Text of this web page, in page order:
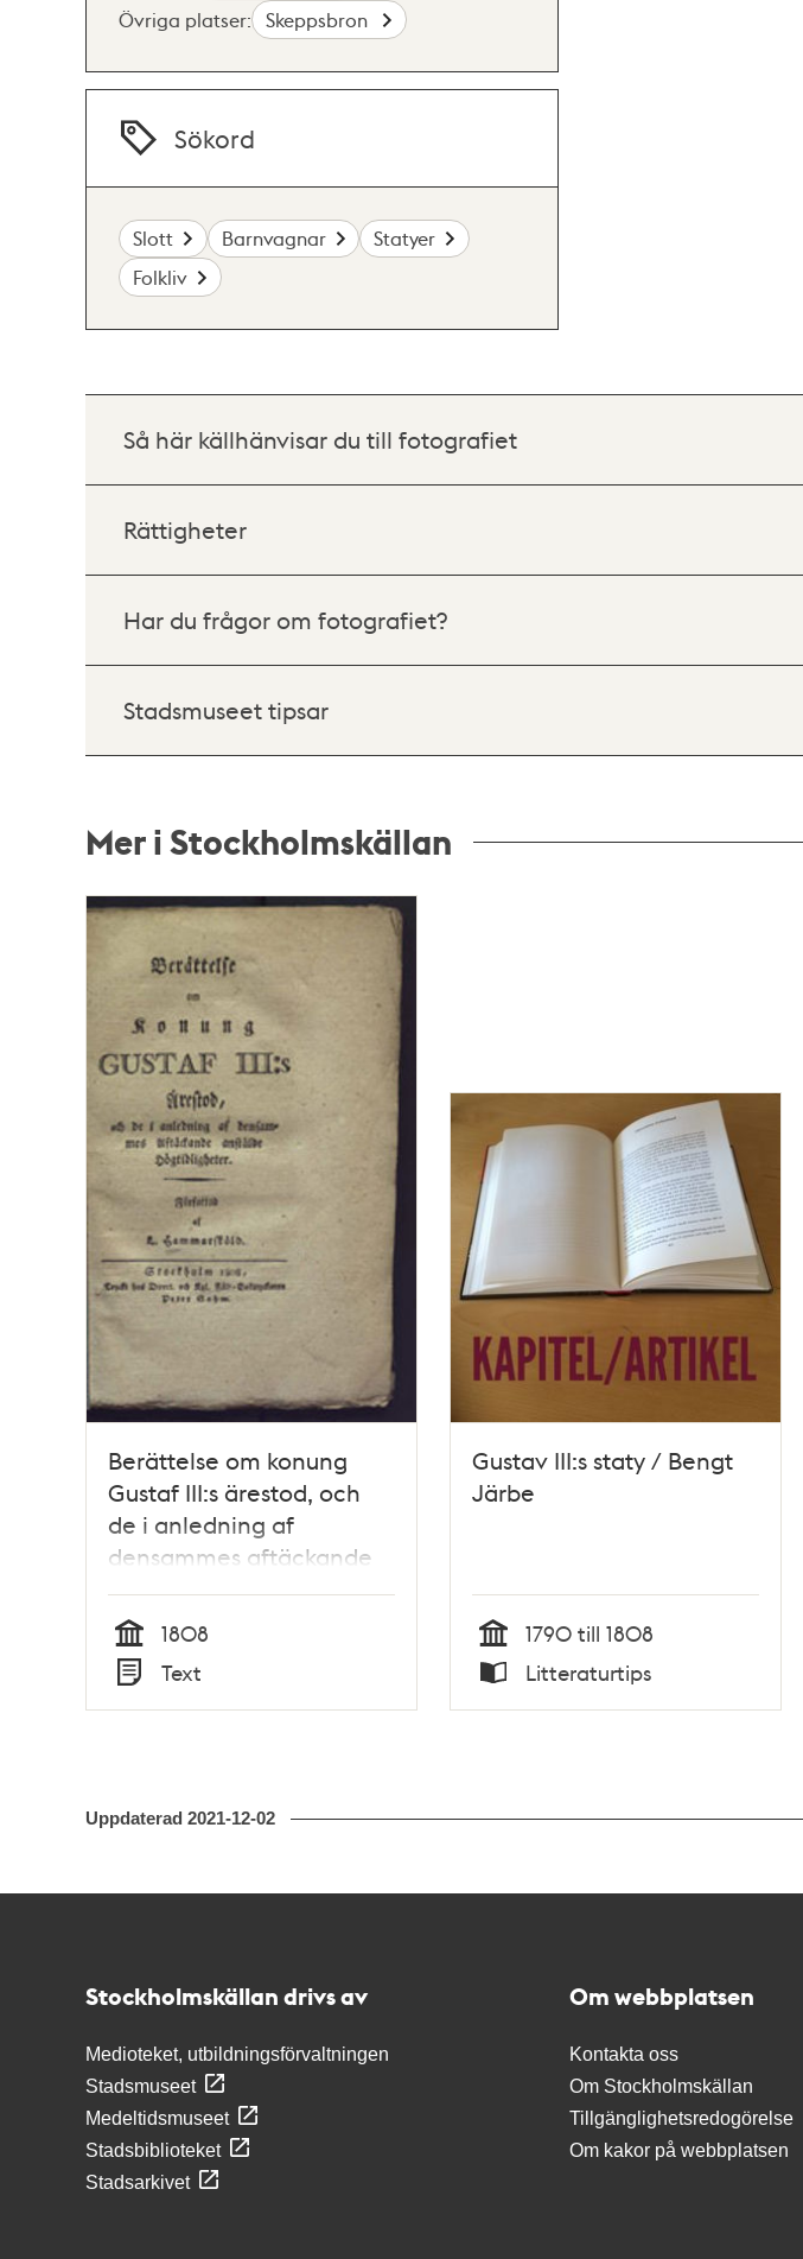
Övriga platser:
Skeppsbron
Sökord
Slott Barnvagnar
Statyer
Folkliv
Så här källhänvisar du till fotografiet
Rättigheter
Har du frågor om fotografiet?
Stadsmuseet tipsar
Mer i Stockholmskällan
Relaterade
och
Berättelse om konung
Gustaf III:s ärestod, och
de i anledning af
densammes aftäckande
anstälde högtidligheter.
Tid
1808
Typ
Text
Gustav III:s staty / Bengt
Järbe
Tid
1790 till 1808
Typ
Litteraturtips
Uppdaterad 2021-12-02
Stockholmskällan drivs av
Medioteket, utbildningsförvaltningen
Stadsmuseet
Medeltidsmuseet
Stadsbiblioteket
Stadsarkivet
Om webbplatsen
Kontakta oss
Om Stockholmskällan
Tillgänglighetsredogörelse
Om kakor på webbplatsen